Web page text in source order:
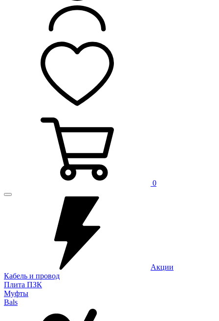
0
Акции
Кабель и провод
Плита ПЗК
Муфты
Bals